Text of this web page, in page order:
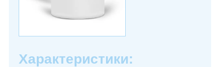
Характеристики: